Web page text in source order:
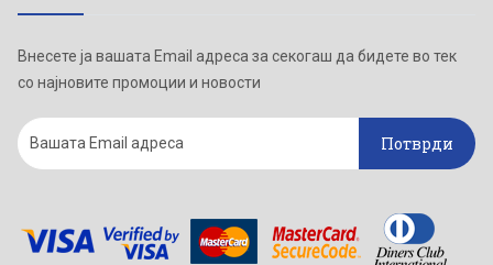
Внесете ја вашата Email адреса за секогаш да бидете во тек
со најновите промоции и новости
Потврди